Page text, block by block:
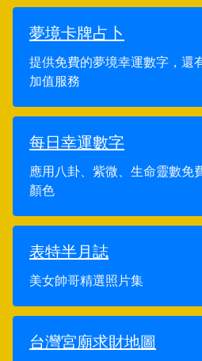
夢境卡牌占卜
提供免費的夢境幸運數字，還
加值服務
每日幸運數字
應用八卦、紫微、生命靈數免
顏色
表特半月誌
美女帥哥精選照片集
台灣宮廟求財地圖